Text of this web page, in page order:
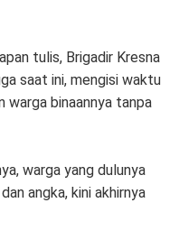
tulis, Brigadir Kresna
saat ini, mengisi waktu
warga binaannya tanpa
warga yang dulunya
angka, kini akhirnya